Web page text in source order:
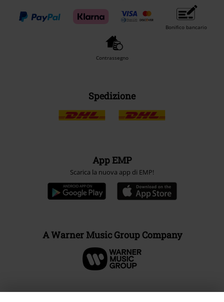
Bonifico bancario
Contrassegno
Spedizione
App EMP
Scarica la nuova app di EMP!
A Warner Music Group Company